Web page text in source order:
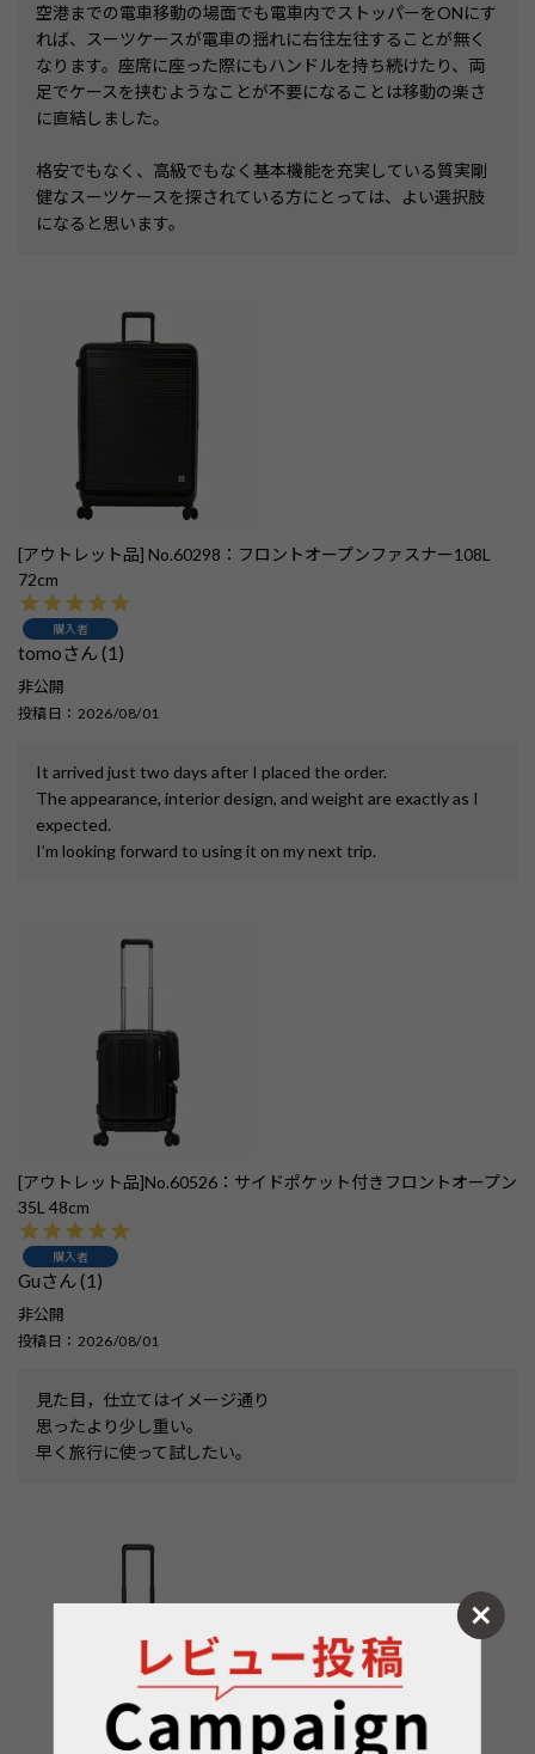
空港までの電車移動の場面でも電車内でストッパーをONにす
れば、スーツケースが電車の揺れに右往左往することが無く
なります。座席に座った際にもハンドルを持ち続けたり、両
足でケースを挟むようなことが不要になることは移動の楽さ
に直結しました。
格安でもなく、高級でもなく基本機能を充実している質実剛
健なスーツケースを探されている方にとっては、よい選択肢
になると思います。
[アウトレット品] No.60298：フロントオープンファスナー108L
72cm
購入者
tomo 1
非公開
投稿日 2026/08/01
It arrived just two days after I placed the order.
The appearance, interior design, and weight are exactly as I
expected.
I’m looking forward to using it on my next trip.
[アウトレット品]No.60526：サイドポケット付きフロントオープン
35L 48cm
購入者
Gu 1
非公開
投稿日 2026/08/01
見た目，仕立てはイメージ通り
思ったより少し重い。
早く旅行に使って試したい。